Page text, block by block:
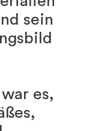
sein
es,